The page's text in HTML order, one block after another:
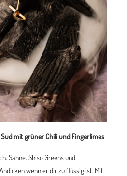
mit grüner Chili und Fingerlimes
Sahne, Shiso Greens und
wenn er dir zu flüssig ist. Mit